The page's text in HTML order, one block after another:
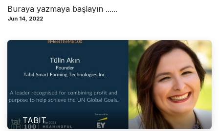
Buraya yazmaya başlayın ......
Jun 14, 2022
TABIT